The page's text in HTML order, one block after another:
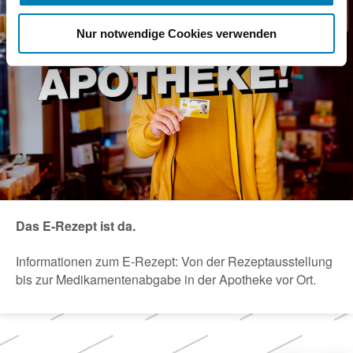
Nur notwendige Cookies verwenden
Das E-Rezept ist da.
Informationen zum E-Rezept: Von der Rezeptausstellung
bis zur Medikamentenabgabe in der Apotheke vor Ort.